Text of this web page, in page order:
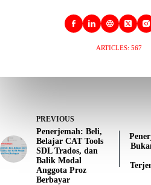
ARTICLES: 567
PREVIOUS
Penerjemah: Beli,
Belajar CAT Tools
SDL Trados, dan
Balik Modal
Anggota Proz
Berbayar